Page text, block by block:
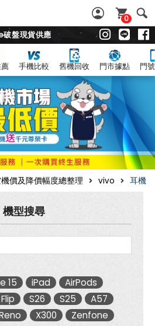
0
盤現貨供應
手機比較 舊機回收 門市據點 門
價及降價幅度總整理 vivo 耳機
機型搜尋
15 iPad
AirPods
S26 S25
A57
X300
Zenfone